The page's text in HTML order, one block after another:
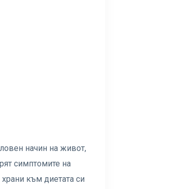
начин на живот,
симптомите на
към диетата си